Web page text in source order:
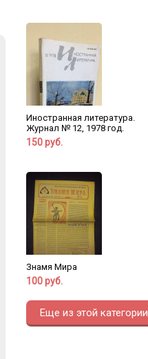
Иностранная литература.
Журнал № 12, 1978 год.
150 руб.
Знамя Мира
100 руб.
Еще из этой категории